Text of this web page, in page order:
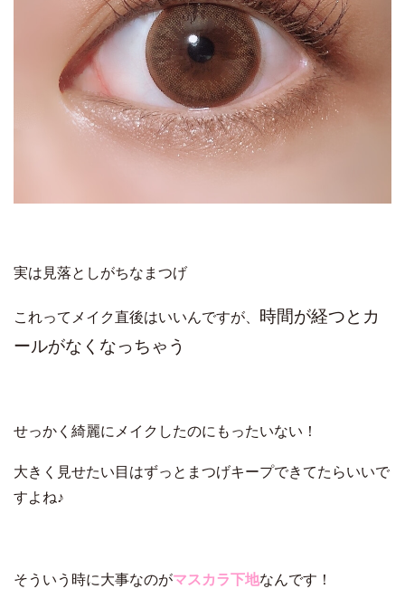
実は見落としがちなまつげ
これってメイク直後はいいんですが、 時間が経つとカ
ールがなくなっちゃう
せっかく綺麗にメイクしたのにもったいない！
大きく見せたい目はずっとまつげキープできてたらいいで
すよね♪
そういう時に大事なのがマスカラ下地なんです！